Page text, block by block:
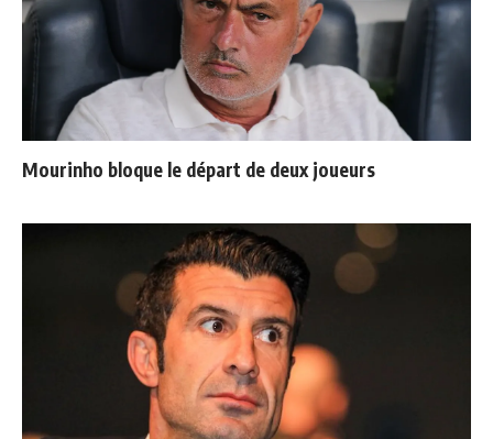
Mourinho bloque le départ de deux joueurs